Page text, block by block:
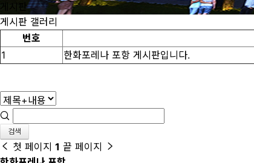
게시판
게시판 갤러리
번호
1
한화포레나 포항 게시판입니다.
검색
첫 페이지 1 끝 페이지